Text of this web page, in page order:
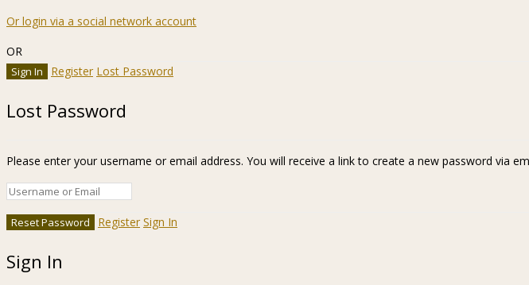
Or login via a social network account
OR
Register Lost Password
Lost Password
Please enter your username or email address. You will receive a link to create a new password via
Register Sign In
Sign In